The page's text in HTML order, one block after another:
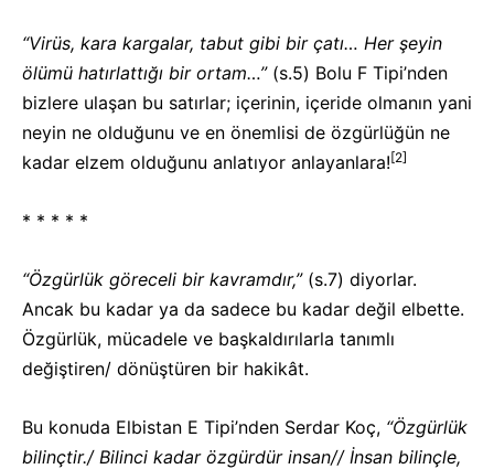
“Virüs, kara kargalar, tabut gibi bir çatı… Her şeyin
ölümü hatırlattığı bir ortam…”(s.5) Bolu F Tipi’nden
bizlere ulaşan bu satırlar; içerinin, içeride olmanın yani
neyin ne olduğunu ve en önemlisi de özgürlüğün ne
kadar elzem olduğunu anlatıyor anlayanlara![2]
* * * * *
“Özgürlük göreceli bir kavramdır,”(s.7) diyorlar.
Ancak bu kadar ya da sadece bu kadar değil elbette.
Özgürlük, mücadele ve başkaldırılarla tanımlı
değiştiren/ dönüştüren bir hakikât.
Bu konuda Elbistan E Tipi’nden Serdar Koç, “Özgürlük
bilinçtir./ Bilinci kadar özgürdür insan// İnsan bilinçle,